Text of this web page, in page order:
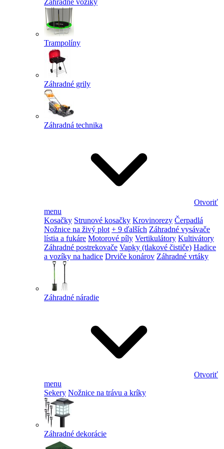
Záhradné vozíky
Trampolíny
Záhradné grily
Záhradná technika
Otvoriť
menu
Kosačky Strunové kosačky Krovinorezy Čerpadlá
Nožnice na živý plot + 9 ďalších Záhradné vysávače
lístia a fukáre Motorové píly Vertikulátory Kultivátory
Záhradné postrekovače Vapky (tlakové čističe) Hadice
a vozíky na hadice Drviče konárov Záhradné vrtáky
Záhradné náradie
Otvoriť
menu
Sekery Nožnice na trávu a kríky
Záhradné dekorácie